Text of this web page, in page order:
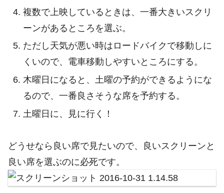
複数で上映しているときは、一番大きいスクリ
ーンがあるところを選ぶ。
ただし天気が悪い時はロードバイクで移動しに
くいので、電車移動しやすいところにする。
木曜日になると、土曜の予約ができるようにな
るので、一番良さそうな席を予約する。
土曜日に、見に行く！
どうせなら良い席で見たいので、良いスクリーンと
良い席を選ぶのに必死です。